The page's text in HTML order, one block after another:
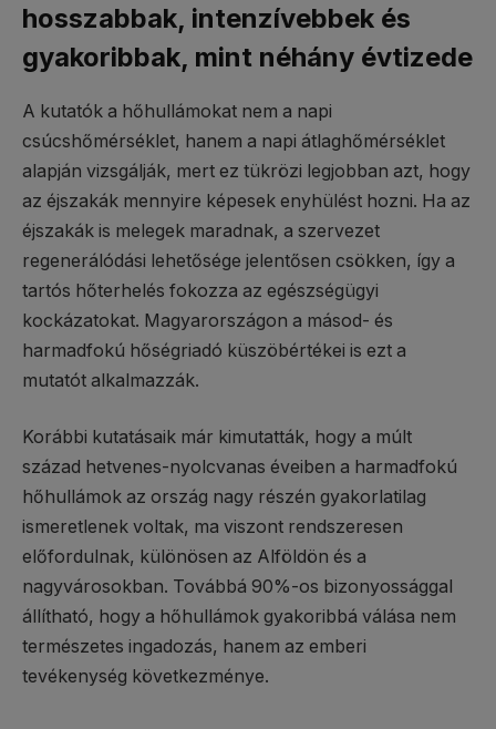
hosszabbak, intenzívebbek és
gyakoribbak, mint néhány évtizede
A kutatók a hőhullámokat nem a napi
csúcshőmérséklet, hanem a napi átlaghőmérséklet
alapján vizsgálják, mert ez tükrözi legjobban azt, hogy
az éjszakák mennyire képesek enyhülést hozni. Ha az
éjszakák is melegek maradnak, a szervezet
regenerálódási lehetősége jelentősen csökken, így a
tartós hőterhelés fokozza az egészségügyi
kockázatokat. Magyarországon a másod- és
harmadfokú hőségriadó küszöbértékei is ezt a
mutatót alkalmazzák.
Korábbi kutatásaik már kimutatták, hogy a múlt
század hetvenes-nyolcvanas éveiben a harmadfokú
hőhullámok az ország nagy részén gyakorlatilag
ismeretlenek voltak, ma viszont rendszeresen
előfordulnak, különösen az Alföldön és a
nagyvárosokban. Továbbá 90%-os bizonyossággal
állítható, hogy a hőhullámok gyakoribbá válása nem
természetes ingadozás, hanem az emberi
tevékenység következménye.